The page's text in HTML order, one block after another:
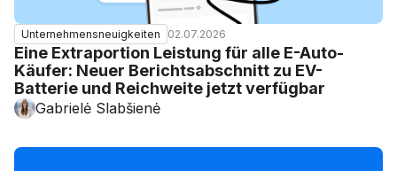
Unternehmensneuigkeiten 02.07.2026
Eine Extraportion Leistung für alle E-Auto-
Käufer: Neuer Berichtsabschnitt zu EV-
Batterie und Reichweite jetzt verfügbar
Gabrielė Slabšienė